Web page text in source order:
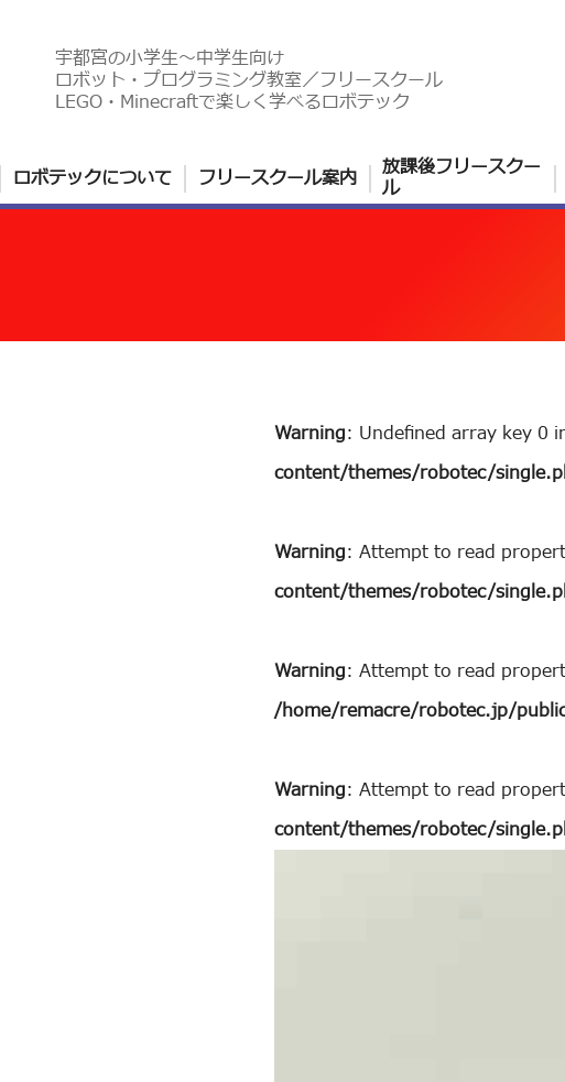
宇都宮の小学生〜中学生向け
ロボット・プログラミング教室／フリースクール
LEGO・Minecraftで楽しく学べるロボテック
ロボテックについて フリースクール案内 放課後フリースクー
ル
Warning: Undefined array key 0
content/themes/robotec/
Warning: Attempt to read
content/themes/robotec/
Warning: Attempt to read
/home/remacre/robotec.jp/
Warning: Attempt to read
content/themes/robotec/